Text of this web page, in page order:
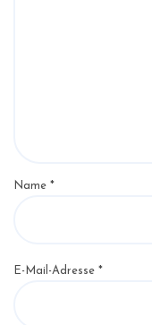
Name *
E-Mail-Adresse *